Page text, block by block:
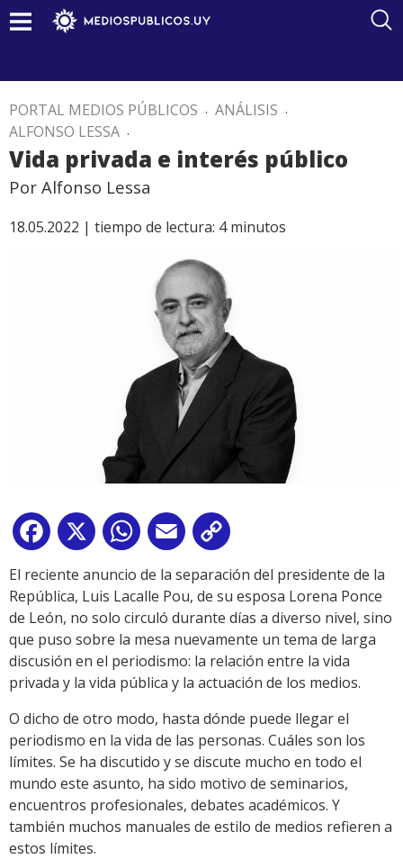
PORTAL MEDIOS PÚBLICOS . ANÁLISIS .
ALFONSO LESSA .
Vida privada e interés público
Por Alfonso Lessa
18.05.2022 | tiempo de lectura: 4 minutos
Facebook
X WhatsApp
Email
Link
El reciente anuncio de la separación del presidente de la
República, Luis Lacalle Pou, de su esposa Lorena Ponce
de León, no solo circuló durante días a diverso nivel, sino
que puso sobre la mesa nuevamente un tema de larga
discusión en el periodismo: la relación entre la vida
privada y la vida pública y la actuación de los medios.
O dicho de otro modo, hasta dónde puede llegar el
periodismo en la vida de las personas. Cuáles son los
límites. Se ha discutido y se discute mucho en todo el
mundo este asunto, ha sido motivo de seminarios,
encuentros profesionales, debates académicos. Y
también muchos manuales de estilo de medios refieren a
estos límites.